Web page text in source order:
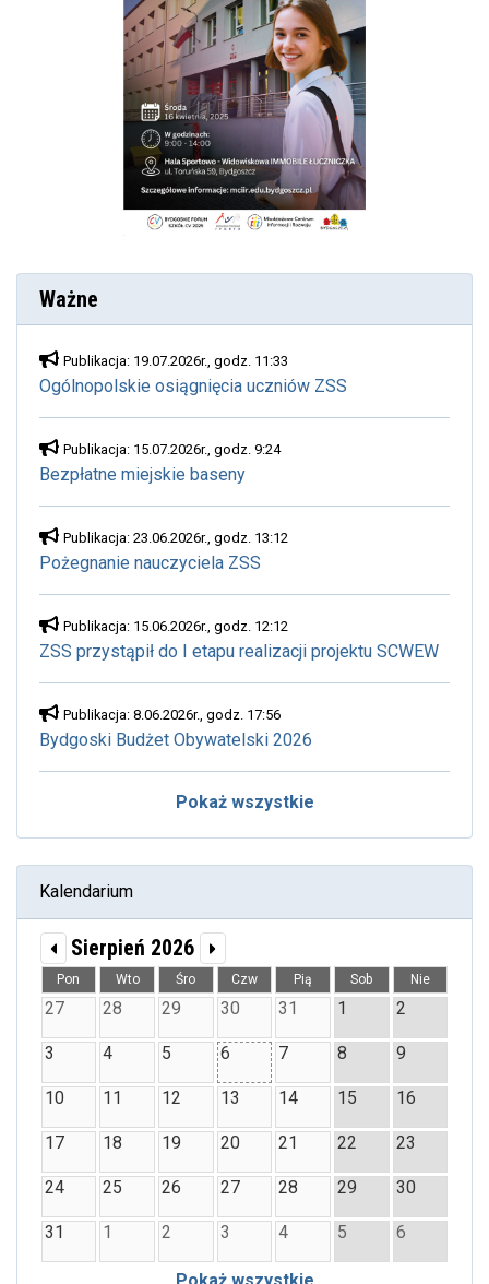
Ważne
Publikacja: 19.07.2026r., godz. 11:33
Ogólnopolskie osiągnięcia uczniów ZSS
Publikacja: 15.07.2026r., godz. 9:24
Bezpłatne miejskie baseny
Publikacja: 23.06.2026r., godz. 13:12
Pożegnanie nauczyciela ZSS
Publikacja: 15.06.2026r., godz. 12:12
ZSS przystąpił do I etapu realizacji projektu SCWEW
Publikacja: 8.06.2026r., godz. 17:56
Bydgoski Budżet Obywatelski 2026
Pokaż wszystkie
Kalendarium
Sierpień 2026
Pon Wto Śro Czw Pią Sob Nie
27 28 29 30 31 1 2
3 4 5 6 7 8 9
10 11 12 13 14 15 16
17 18 19 20 21 22 23
24 25 26 27 28 29 30
31 1 2 3 4 5 6